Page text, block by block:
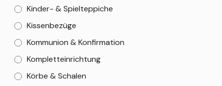
Kinder- & Spielteppiche
Kissenbezüge
Kommunion & Konfirmation
Kompletteinrichtung
Körbe & Schalen